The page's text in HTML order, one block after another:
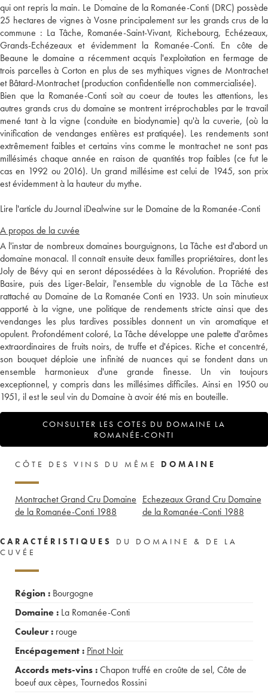
qui ont repris la main. Le Domaine de la Romanée-Conti (DRC) possède
25 hectares de vignes à Vosne principalement sur les grands crus de la
commune : La Tâche, Romanée-Saint-Vivant, Richebourg, Echézeaux,
Grands-Echézeaux et évidemment la Romanée-Conti. En côte de
Beaune le domaine a récemment acquis l'exploitation en fermage de
trois parcelles à Corton en plus de ses mythiques vignes de Montrachet
et Bâtard-Montrachet (production confidentielle non commercialisée).
Bien que la Romanée-Conti soit au coeur de toutes les attentions, les
autres grands crus du domaine se montrent irréprochables par le travail
mené tant à la vigne (conduite en biodynamie) qu'à la cuverie, (où la
vinification de vendanges entières est pratiquée). Les rendements sont
extrêmement faibles et certains vins comme le montrachet ne sont pas
millésimés chaque année en raison de quantités trop faibles (ce fut le
cas en 1992 ou 2016). Un grand millésime est celui de 1945, son prix
est évidemment à la hauteur du mythe.
Lire l'article du Journal iDealwine sur le Domaine de la Romanée-Conti
A propos de la cuvée
A l'instar de nombreux domaines bourguignons, La Tâche est d'abord un
domaine monacal. Il connaît ensuite deux familles propriétaires, dont les
Joly de Bévy qui en seront dépossédées à la Révolution. Propriété des
Basire, puis des Liger-Belair, l'ensemble du vignoble de La Tâche est
rattaché au Domaine de La Romanée Conti en 1933. Un soin minutieux
apporté à la vigne, une politique de rendements stricte ainsi que des
vendanges les plus tardives possibles donnent un vin aromatique et
opulent. Profondément coloré, La Tâche développe une palette d'arômes
extraordinaires de fruits noirs, de truffe et d'épices. Riche et concentré,
son bouquet déploie une infinité de nuances qui se fondent dans un
ensemble harmonieux d'une grande finesse. Un vin toujours
exceptionnel, y compris dans les millésimes difficiles. Ainsi en 1950 ou
1951, il est le seul vin du Domaine à avoir été mis en bouteille.
CONSULTER LES COTES DU DOMAINE LA
ROMANÉE-CONTI
CÔTE DES VINS DU MÊME DOMAINE
Montrachet Grand Cru Domaine
de la Romanée-Conti 1988
Echezeaux Grand Cru Domaine
de la Romanée-Conti 1988
CARACTÉRISTIQUES
DU DOMAINE & DE LA
CUVÉE
Région : Bourgogne
Domaine : La Romanée-Conti
Couleur : rouge
Encépagement : Pinot Noir
Accords mets-vins :Chapon truffé en croûte de sel, Côte de
boeuf aux cèpes, Tournedos Rossini